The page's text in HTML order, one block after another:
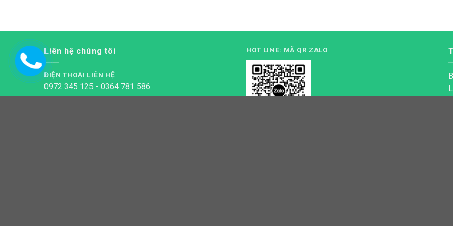
Liên hệ chúng tôi
ĐIỆN THOẠI LIÊN HỆ
0972 345 125 - 0364 781 586
HOT LINE: MÃ QR ZALO